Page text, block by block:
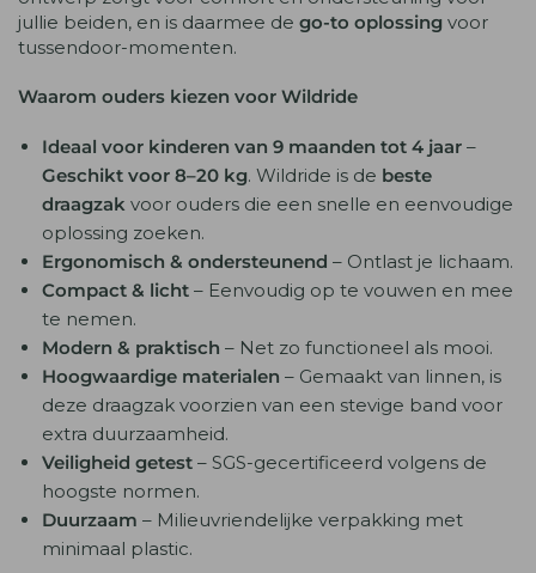
jullie beiden, en is daarmee dego-to oplossing voor
tussendoor-momenten.
Waarom ouders kiezen voor Wildride
Ideaal voor kinderen van 9 maanden tot 4 jaar –
Geschikt voor 8–20 kg. Wildride is de beste
draagzak voor ouders die een snelle en eenvoudige
oplossing zoeken.
Ergonomisch & ondersteunend – Ontlast je lichaam.
Compact & licht – Eenvoudig op te vouwen en mee
te nemen.
Modern & praktisch – Net zo functioneel als mooi.
Hoogwaardige materialen – Gemaakt van linnen, is
deze draagzak voorzien van een stevige band voor
extra duurzaamheid.
Veiligheid getest – SGS-gecertificeerd volgens de
hoogste normen.
Duurzaam – Milieuvriendelijke verpakking met
minimaal plastic.